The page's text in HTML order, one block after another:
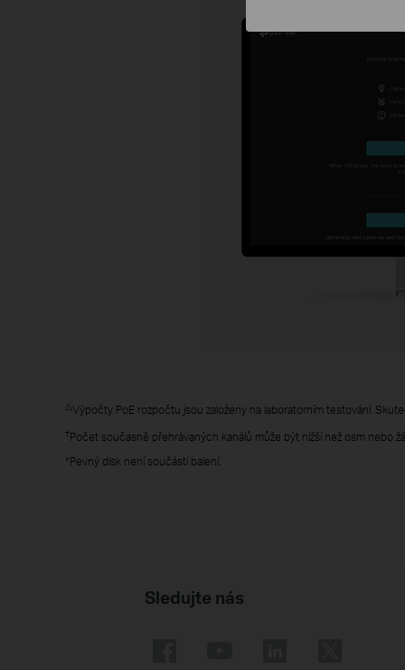
△Výpočty PoE rozpočtu jsou založeny na laboratorním testování.
†Počet současně přehrávaných kanálů může být nižší než osm nebo
*Pevný disk není součástí balení.
Sledujte nás